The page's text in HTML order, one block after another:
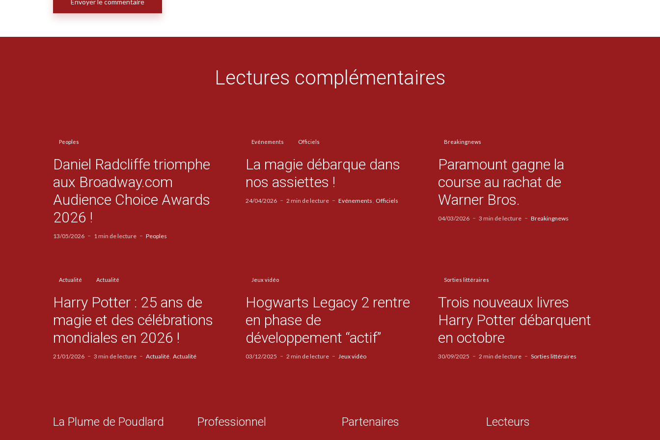
Lectures complémentaires
Peoples
Daniel Radcliffe triomphe
aux Broadway.com
Audience Choice Awards
2026 !
13/05/2026 1 min de lecture Peoples
Evénements Officiels
La magie débarque dans
nos assiettes !
24/04/2026 2 min de lecture Evénements Officiels
Breakingnews
Paramount gagne la
course au rachat de
Warner Bros.
04/03/2026 3 min de lecture Breakingnews
Actualité Actualité
Harry Potter : 25 ans de
magie et des célébrations
mondiales en 2026 !
21/01/2026 3 min de lecture Actualité Actualité
Jeux vidéo
Hogwarts Legacy 2 rentre
en phase de
développement “actif”
03/12/2025 2 min de lecture Jeux vidéo
Sorties littéraires
Trois nouveaux livres
Harry Potter débarquent
en octobre
30/09/2025 2 min de lecture Sorties littéraires
La Plume de Poudlard Professionnel Partenaires Lecteurs